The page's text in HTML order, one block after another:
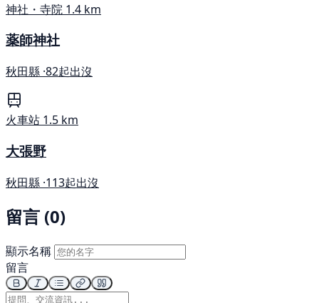
神社・寺院 1.4 km
薬師神社
秋田縣 ·82起出沒
火車站 1.5 km
大張野
秋田縣 ·113起出沒
留言 (0)
顯示名稱
留言